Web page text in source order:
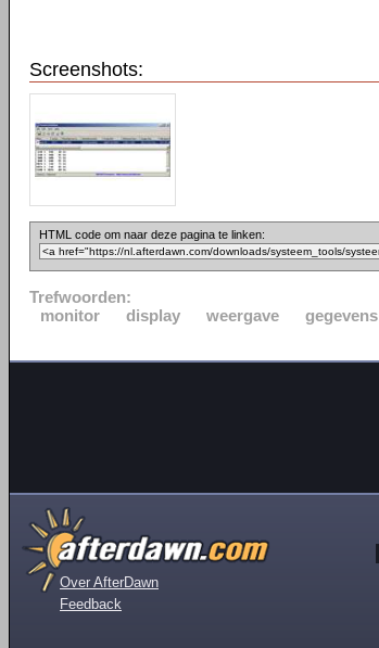
Screenshots:
HTML code om naar deze pagina te linken:
Trefwoorden:
monitor
display weergave gegevens
Over AfterDawn
Feedback